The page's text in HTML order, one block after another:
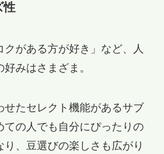
性
クがある方が好き」など、人
みはさまざま。
せたセレクト機能があるサブ
ての人でも自分にぴったりの
、豆選びの楽しさも広がり